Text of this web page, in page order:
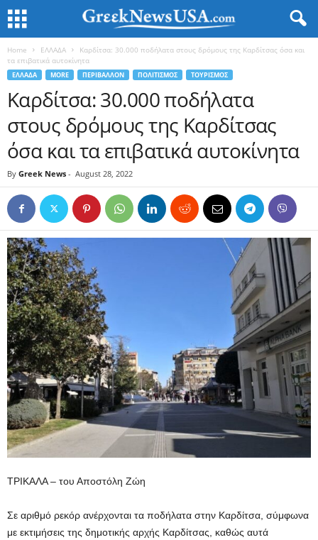
Home ΕΛΛΑΔΑ
Καρδίτσα: 30.000 ποδήλατα στους δρόμους της Καρδίτσας όσα και
τα επιβατικά αυτοκίνητα
ΕΛΛΑΔΑ MORE ΠΕΡΙΒΑΛΛΟΝ ΠΟΛΙΤΙΣΜΟΣ ΤΟΥΡΙΣΜΟΣ
Καρδίτσα: 30.000 ποδήλατα
στους δρόμους της Καρδίτσας
όσα και τα επιβατικά αυτοκίνητα
By Greek News - August 28, 2022
ΤΡΙΚΑΛΑ – του Αποστόλη Ζώη
Σε αριθμό ρεκόρ ανέρχονται τα ποδήλατα στην Καρδίτσα, σύμφωνα
με εκτιμήσεις της δημοτικής αρχής Καρδίτσας, καθώς αυτά